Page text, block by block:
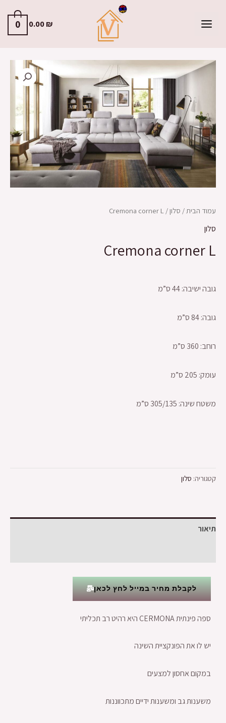
0.00₪
0
עמוד הבית/ סלון/ Cremona corner L
סלון
Cremona corner L
גובה ישיבה: 44 ס”מ
גובה: 84 ס”מ
רוחב: 360 ס”מ
עומק: 205 ס”מ
משטח שינה: 305/135 ס”מ
קטגוריה: סלון
תיאור
לקבלת מחיר במייל לחץ לכאן
ספה פינתית CERMONA היא רהיט רב תכליתי
יש לו את הפונקציית השינה
במקום אחסון למצעים
משענות גב ומשענות ידיים מתכווננות